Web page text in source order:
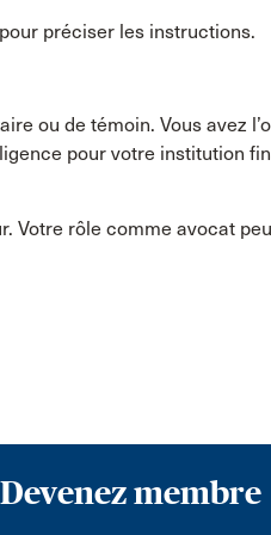
préciser les instructions.
ou de témoin. Vous avez
pour votre institution
Votre rôle comme avocat
Devenez membre